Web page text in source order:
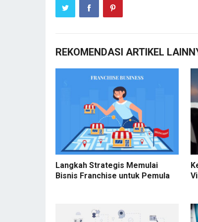
REKOMENDASI ARTIKEL
Langkah Strategis Memulai
Bisnis Franchise untuk Pemula